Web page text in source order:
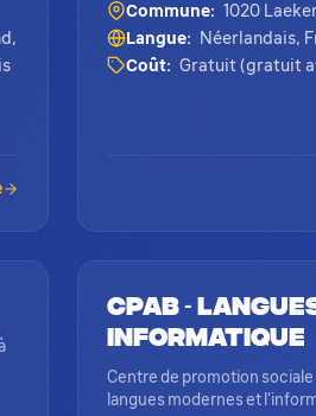
Commune: 1020
Langue:
Néerlandais,
Coût: Gratuit (gratuit
CPAB -
Informatique
Centre de promotion sociale
langues modernes et